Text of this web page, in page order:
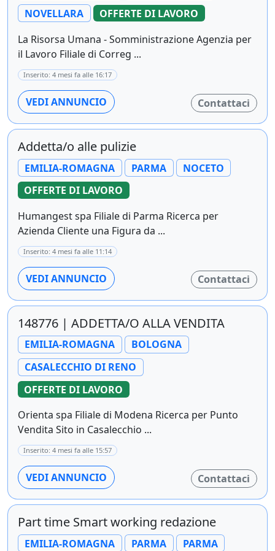
NOVELLARA
OFFERTE DI LAVORO
La Risorsa Umana - Somministrazione Agenzia per
il Lavoro Filiale di Correg ...
Inserito: 4 mesi fa alle 16:17
VEDI ANNUNCIO Contattaci
Addetta/o alle pulizie
EMILIA-ROMAGNA PARMA
NOCETO
OFFERTE DI LAVORO
Humangest spa Filiale di Parma Ricerca per
Azienda Cliente una Figura da ...
Inserito: 4 mesi fa alle 11:14
VEDI ANNUNCIO Contattaci
148776 | ADDETTA/O ALLA VENDITA
EMILIA-ROMAGNA
BOLOGNA
CASALECCHIO DI RENO
OFFERTE DI LAVORO
Orienta spa Filiale di Modena Ricerca per Punto
Vendita Sito in Casalecchio ...
Inserito: 4 mesi fa alle 15:57
VEDI ANNUNCIO Contattaci
Part time Smart working redazione
EMILIA-ROMAGNA PARMA
PARMA